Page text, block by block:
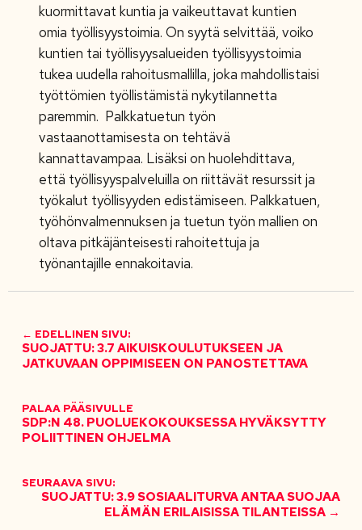
kuormittavat kuntia ja vaikeuttavat kuntien
omia työllisyystoimia. On syytä selvittää, voiko
kuntien tai työllisyysalueiden työllisyystoimia
tukea uudella rahoitusmallilla, joka mahdollistaisi
työttömien työllistämistä nykytilannetta
paremmin. Palkkatuetun työn
vastaanottamisesta on tehtävä
kannattavampaa. Lisäksi on huolehdittava,
että työllisyyspalveluilla on riittävät resurssit ja
työkalut työllisyyden edistämiseen. Palkkatuen,
työhönvalmennuksen ja tuetun työn mallien on
oltava pitkäjänteisesti rahoitettuja ja
työnantajille ennakoitavia.
← EDELLINEN SIVU:
SUOJATTU: 3.7 AIKUISKOULUTUKSEEN JA
JATKUVAAN OPPIMISEEN ON PANOSTETTAVA
PALAA PÄÄSIVULLE
SDP:N 48. PUOLUEKOKOUKSESSA HYVÄKSYTTY
POLIITTINEN OHJELMA
SEURAAVA SIVU:
SUOJATTU: 3.9 SOSIAALITURVA ANTAA SUOJAA
ELÄMÄN ERILAISISSA TILANTEISSA →